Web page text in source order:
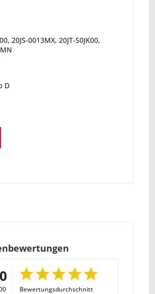
20JS-0013MX, 20JT-S0JK00,
D
Bewertungsdurchschnitt